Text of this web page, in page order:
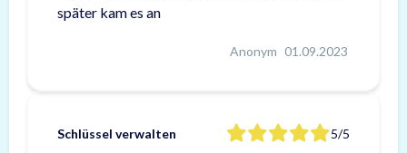
später kam es an
Anonym 01.09.2023
Schlüssel verwalten 5/5